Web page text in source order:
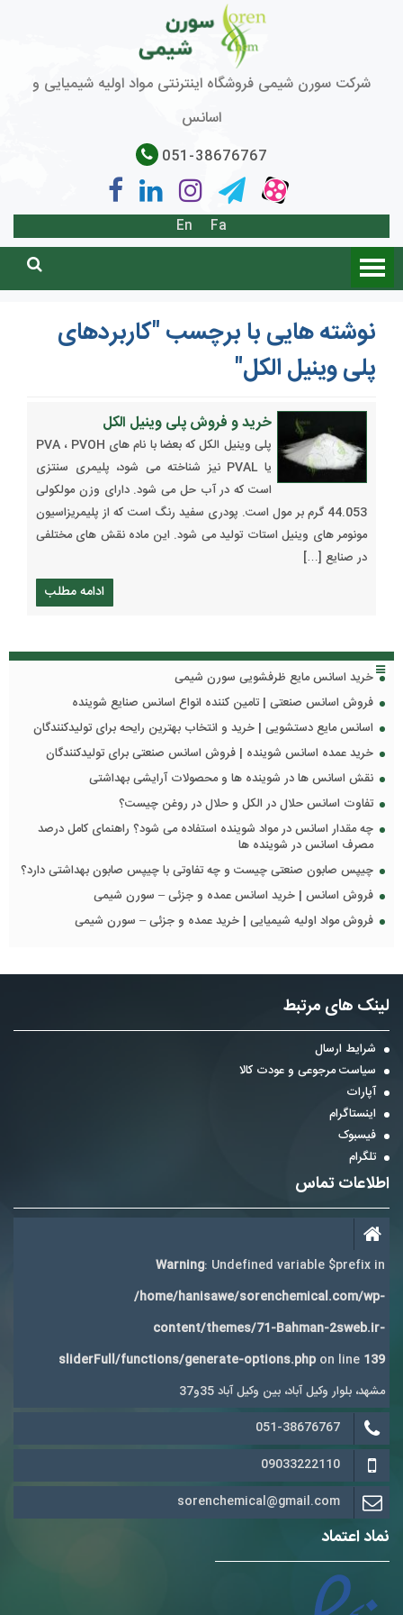
شرکت سورن شیمی فروشگاه اینترنتی مواد اولیه شیمیایی و
اسانس
051-38676767
Fa
En
نوشته هایی با برچسب "کاربردهای
پلی وینیل الکل"
خرید و فروش پلی وینیل الکل
پلی وینیل الکل که بعضا با نام های PVA ، PVOH
یا PVAL نیز شناخته می شود، پلیمری سنتزی
است که در آب حل می شود. دارای وزن مولکولی
44.053 گرم بر مول است. پودری سفید رنگ است که از پلیمریزاسیون
مونومر های وینیل استات تولید می شود. این ماده نقش های مختلفی
در صنایع […]
ادامه مطلب
خرید اسانس مایع ظرفشویی سورن شیمی
فروش اسانس صنعتی | تامین کننده انواع اسانس صنایع شوینده
اسانس مایع دستشویی | خرید و انتخاب بهترین رایحه برای تولیدکنندگان
خرید عمده اسانس شوینده | فروش اسانس صنعتی برای تولیدکنندگان
نقش اسانس ها در شوینده ها و محصولات آرایشی بهداشتی
تفاوت اسانس حلال در الکل و حلال در روغن چیست؟
چه مقدار اسانس در مواد شوینده استفاده می شود؟ راهنمای کامل درصد
مصرف اسانس در شوینده ها
چیپس صابون صنعتی چیست و چه تفاوتی با چیپس صابون بهداشتی دارد؟
فروش اسانس | خرید اسانس عمده و جزئی – سورن شیمی
فروش مواد اولیه شیمیایی | خرید عمده و جزئی – سورن شیمی
لینک های مرتبط
شرایط ارسال
سیاست مرجوعی و عودت کالا
آپارات
اینستاگرام
فیسبوک
تلگرام
اطلاعات تماس
Warning: Undefined variable $prefix in
/home/hanisawe/sorenchemical.com/wp-
content/themes/71-Bahman-2sweb.ir-
sliderFull/functions/generate-options.php on line 139
مشهد، بلوار وکیل آباد، بین وکیل آباد 35و37
051-38676767
09033222110
sorenchemical@gmail.com
نماد اعتماد